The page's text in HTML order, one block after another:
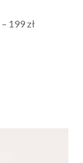
199 zł